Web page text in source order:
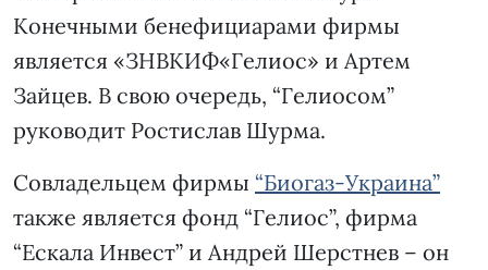
Конечными бенефициарами фирмы
является «ЗНВКИФ«Гелиос» и Артем
Зайцев. В свою очередь, “Гелиосом”
руководит Ростислав Шурма.
Совладельцем фирмы “Биогаз-Украина”
также является фонд “Гелиос”, фирма
“Ескала Инвест” и Андрей Шерстнев – он